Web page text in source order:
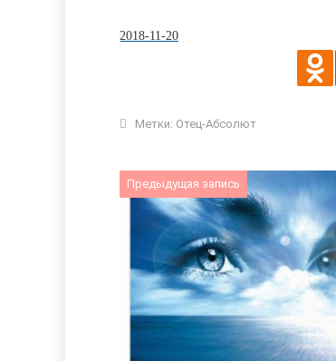
2018-11-20
Метки: Отец-Абсолют
Предыдущая запись